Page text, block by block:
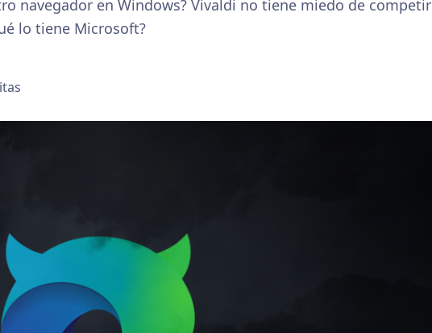
navegador en Windows? Vivaldi no tiene miedo de competir
lo tiene Microsoft?